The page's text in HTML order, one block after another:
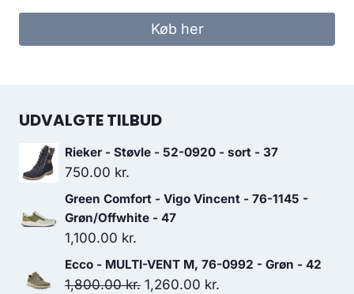
Køb her
UDVALGTE TILBUD
Rieker - Støvle - 52-0920 - sort - 37
750.00 kr.
Green Comfort - Vigo Vincent - 76-1145 -
Grøn/Offwhite - 47
1,100.00 kr.
Ecco - MULTI-VENT M, 76-0992 - Grøn - 42
1,800.00kr. Den
1,260.00 kr.